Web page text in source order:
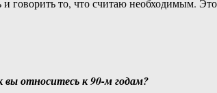
говорить то, что считаю необходимым.
относитесь к 90-м годам?